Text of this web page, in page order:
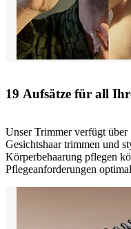
19 Aufsätze für all
Unser Trimmer verfügt
Gesichtshaar trimmen und
Körperbehaarung pflegen
Pflegeanforderungen